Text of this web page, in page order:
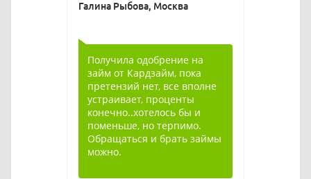
Галина Рыбова, Москва
Получила одобрение на
займ от Кардзайм, пока
претензий нет, все вполне
устраивает, проценты
конечно..хотелось бы и
поменьше, но терпимо.
Обращаться и брать займы
можно.